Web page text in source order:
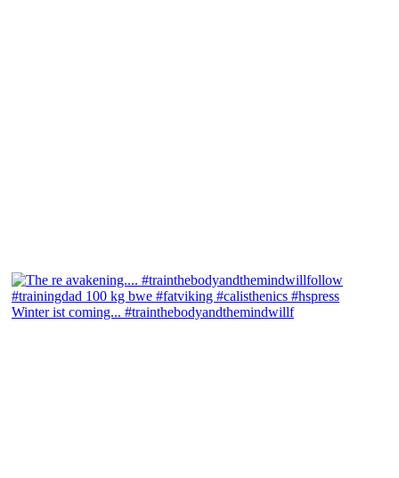
Winter ist coming... #trainthebodyandthemindwillf